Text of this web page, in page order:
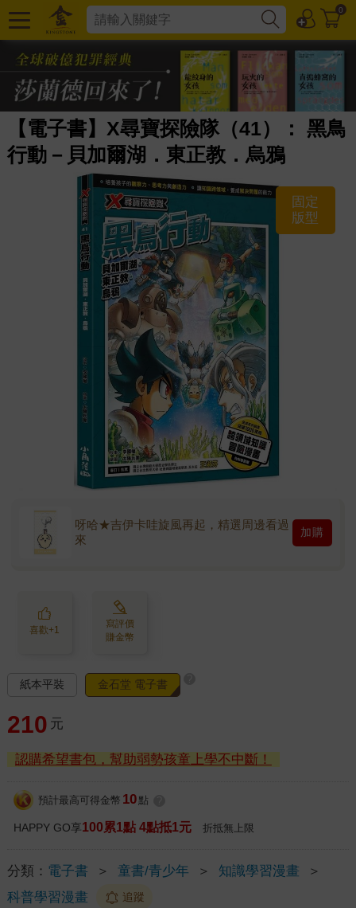
0
【電子書】X尋寶探險隊（41）： 黑鳥
行動－貝加爾湖．東正教．烏鴉
固定
版型
呀哈★吉伊卡哇旋風再起，精選周邊看過
來
加購
喜歡+1
寫評價
賺金幣
紙本平裝 金石堂 電子書
210 元
認購希望書包，幫助弱勢孩童上學不中斷！
預計最高可得金幣 10 點
HAPPY GO享100累1點 4點抵1元 折抵無上限
分類： 電子書 ＞ 童書/青少年 ＞ 知識學習漫畫
＞
科普學習漫畫
追蹤